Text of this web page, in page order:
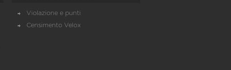
Violazione e punti
Censimento Velox